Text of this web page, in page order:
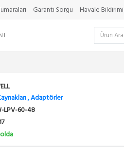
Garanti Sorgu Havale Bildirimi
, Adaptörler
LPV-60-48